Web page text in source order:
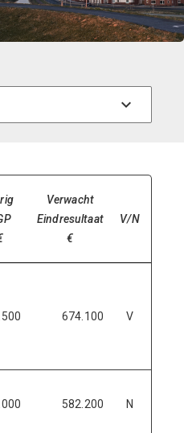
Verwacht
Eindresultaat
€
V/N
674.100 V
582.200 N